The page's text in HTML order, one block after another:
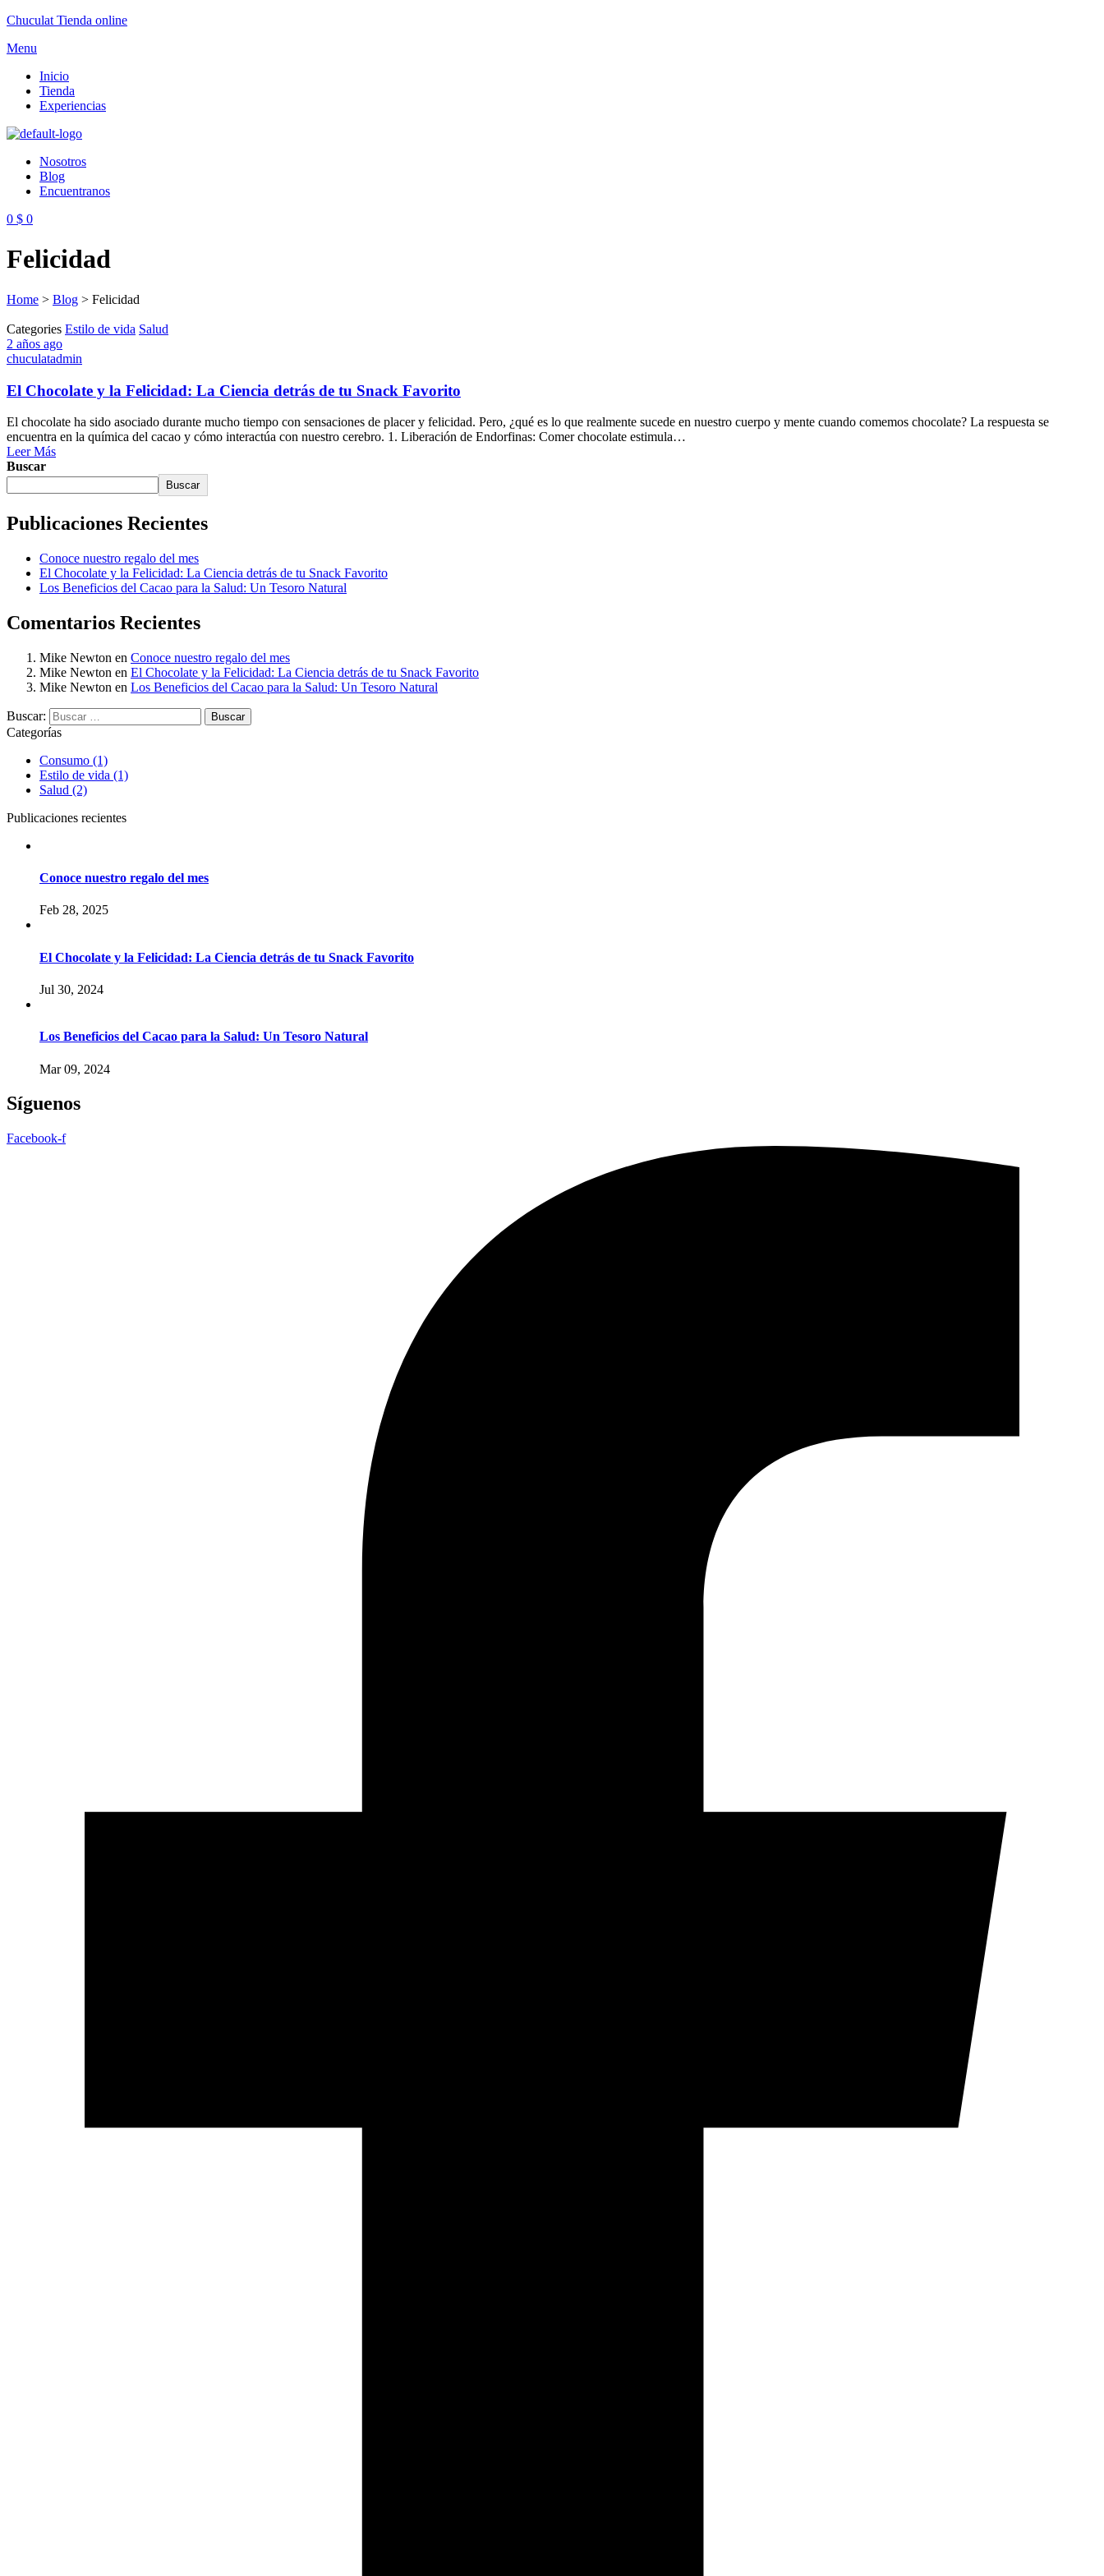
Chuculat Tienda online
Menu
Inicio
Tienda
Experiencias
Nosotros
Blog
Encuentranos
0 $ 0
Felicidad
Home > Blog > Felicidad
Categories Estilo de vida Salud
2 años ago
chuculatadmin
El Chocolate y la Felicidad: La Ciencia detrás de tu Snack Favorito
El chocolate ha sido asociado durante mucho tiempo con sensaciones de placer y felicidad. Pero, ¿qué es lo que realmente sucede en nuestro cuerpo y mente cuando comemos chocolate? La respuesta se
encuentra en la química del cacao y cómo interactúa con nuestro cerebro. 1. Liberación de Endorfinas: Comer chocolate estimula…
Leer Más
Buscar
Buscar
Publicaciones Recientes
Conoce nuestro regalo del mes
El Chocolate y la Felicidad: La Ciencia detrás de tu Snack Favorito
Los Beneficios del Cacao para la Salud: Un Tesoro Natural
Comentarios Recientes
Mike Newton en Conoce nuestro regalo del mes
Mike Newton en El Chocolate y la Felicidad: La Ciencia detrás de tu Snack Favorito
Mike Newton en Los Beneficios del Cacao para la Salud: Un Tesoro Natural
Buscar:
Categorías
Consumo (1)
Estilo de vida (1)
Salud (2)
Publicaciones recientes
Conoce nuestro regalo del mes
Feb 28, 2025
El Chocolate y la Felicidad: La Ciencia detrás de tu Snack Favorito
Jul 30, 2024
Los Beneficios del Cacao para la Salud: Un Tesoro Natural
Mar 09, 2024
Síguenos
Facebook-f